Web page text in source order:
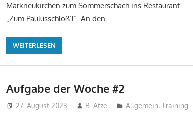
Markneukirchen zum Sommerschach ins Restaurant
„Zum Paulusschlöß’l“. An den
WEITERLESEN
Aufgabe der Woche #2
27. August 2023 B. Atze Allgemein,Training